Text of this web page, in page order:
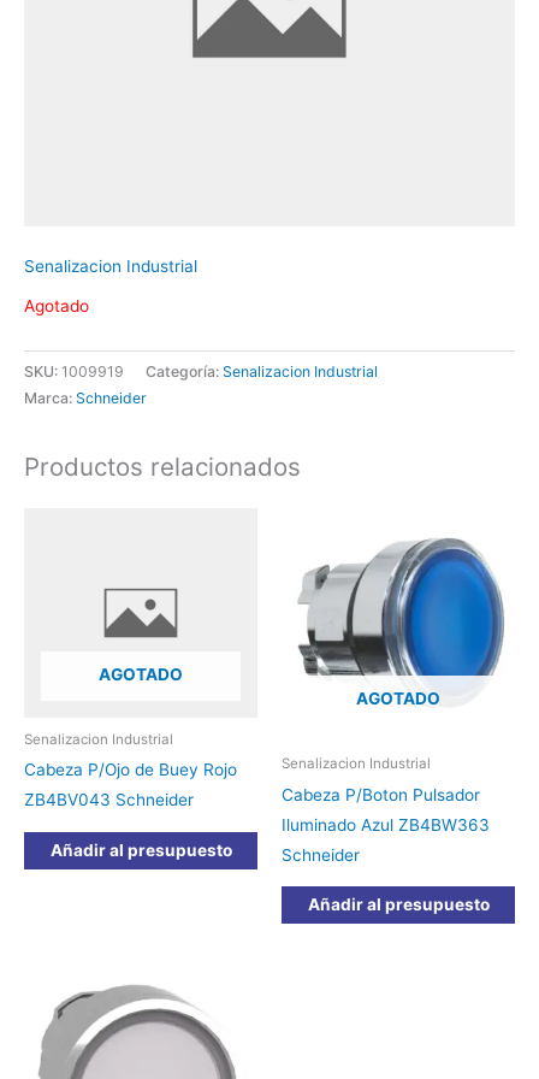
Senalizacion Industrial
Agotado
SKU: 1009919 Categoría: Senalizacion Industrial
Marca: Schneider
Productos relacionados
AGOTADO
Senalizacion Industrial
Cabeza P/Ojo de Buey Rojo
ZB4BV043 Schneider
Añadir al presupuesto
AGOTADO
Senalizacion Industrial
Cabeza P/Boton Pulsador
Iluminado Azul ZB4BW363
Schneider
Añadir al presupuesto